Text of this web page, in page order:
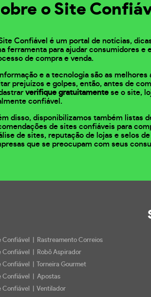
o Site
Confiável é um portal de notícias,
ferramenta para ajudar consumidores e
de compra e venda.
e a tecnologia são as melhores
prejuízos e golpes, então, antes de
verifique gratuitamente se o site,
confiável.
disso, disponibilizamos também listas
de sites confiáveis para
de sites, reputação de lojas e selos
que se preocupam com seus
Confiável | Rastreamento Correios
Confiável | Robô Aspirador
Confiável | Torneira Gourmet
Confiável | Apostas
Confiável | Ventilador